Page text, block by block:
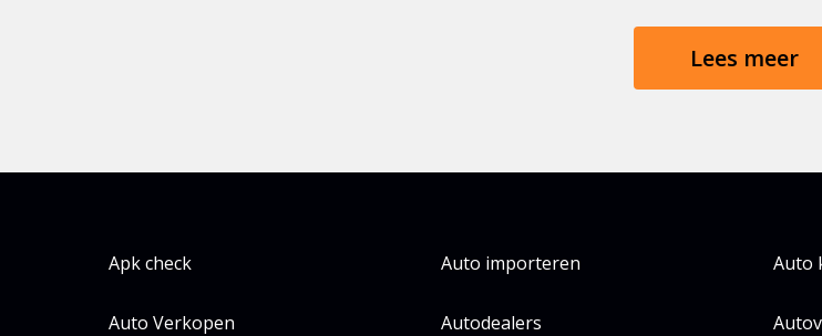
Lees meer
Apk check Auto importeren Auto
Auto Verkopen Autodealers